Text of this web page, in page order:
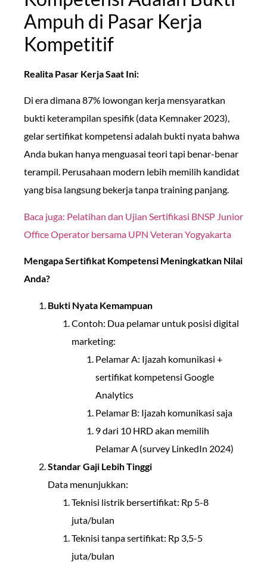
Ampuh di Pasar Kerja
Kompetitif
Realita Pasar Kerja Saat Ini:
Di era dimana 87% lowongan kerja mensyaratkan
bukti keterampilan spesifik (data Kemnaker 2023),
gelar sertifikat kompetensi adalah bukti nyata bahwa
Anda bukan hanya menguasai teori tapi benar-benar
terampil. Perusahaan modern lebih memilih kandidat
yang bisa langsung bekerja tanpa training panjang.
Baca juga: Pelatihan dan Ujian Sertifikasi BNSP Junior
Office Operator bersama UPN Veteran Yogyakarta
Mengapa Sertifikat Kompetensi Meningkatkan Nilai
Anda?
Bukti Nyata Kemampuan
Contoh: Dua pelamar untuk posisi digital
marketing:
Pelamar A: Ijazah komunikasi +
sertifikat kompetensi Google
Analytics
Pelamar B: Ijazah komunikasi saja
9 dari 10 HRD akan memilih
Pelamar A (survey LinkedIn 2024)
Standar Gaji Lebih Tinggi
Data menunjukkan:
Teknisi listrik bersertifikat: Rp 5-8
juta/bulan
Teknisi tanpa sertifikat: Rp 3,5-5
juta/bulan